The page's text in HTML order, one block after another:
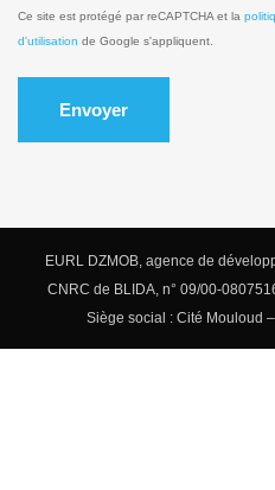
Ce site est protégé par reCAPTCHA et la
d'utilisation de Google s'appliquent.
Envoyer
EURL DZMOB, agence de
CNRC de BLIDA, n° 09/00-
Siège social : Cité Mouloud